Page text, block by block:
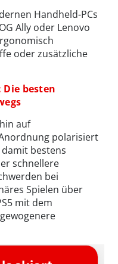
Handheld-PCs
Ally oder Lenovo
oder zusätzliche
besten
auf
polarisiert
bestens
schnellere
bei
Spielen über
mit dem